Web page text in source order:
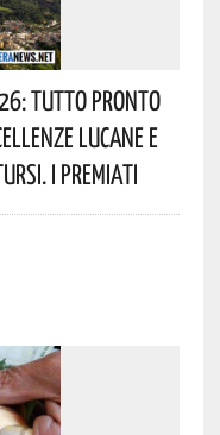
Tutto Pronto
Lucane E
I Premiati